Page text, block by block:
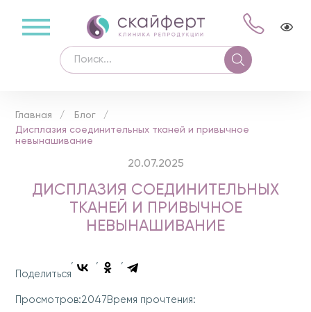
Главная
Блог
Дисплазия соединительных тканей и привычное
невынашивание
20.07.2025
ДИСПЛАЗИЯ СОЕДИНИТЕЛЬНЫХ
ТКАНЕЙ И ПРИВЫЧНОЕ
НЕВЫНАШИВАНИЕ
Поделиться
Просмотров:2047 Время прочтения: